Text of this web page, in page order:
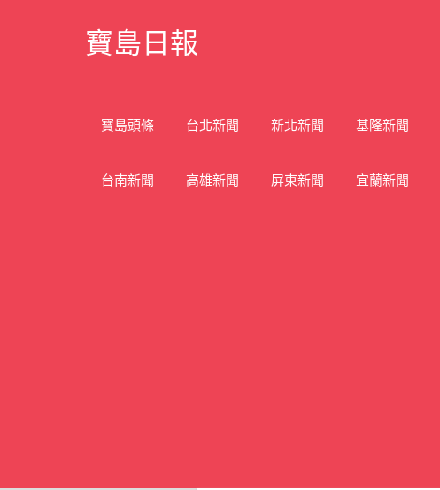
寶島日報
寶島頭條 台北新聞 新北新聞 基隆新聞
台南新聞 高雄新聞 屏東新聞 宜蘭新聞